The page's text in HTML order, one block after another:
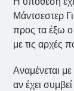
Μάντσεστερ
προς τα έξω ο
με τις αρχές
Αναμένεται
αν έχει